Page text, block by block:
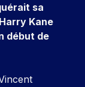
sa
Kane
début de